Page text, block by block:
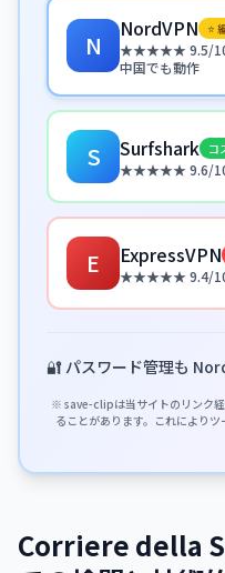
N
NordVPN ⭐
★★★★★ 9.5/10
中国でも動作
S Surfshark コ
★★★★★ 9.6/10
E ExpressVPN
★★★★★ 9.4/10
🔐 パスワード管理も
※ save-clipは当サイトのリンク
ることがあります。これにより
Corriere della